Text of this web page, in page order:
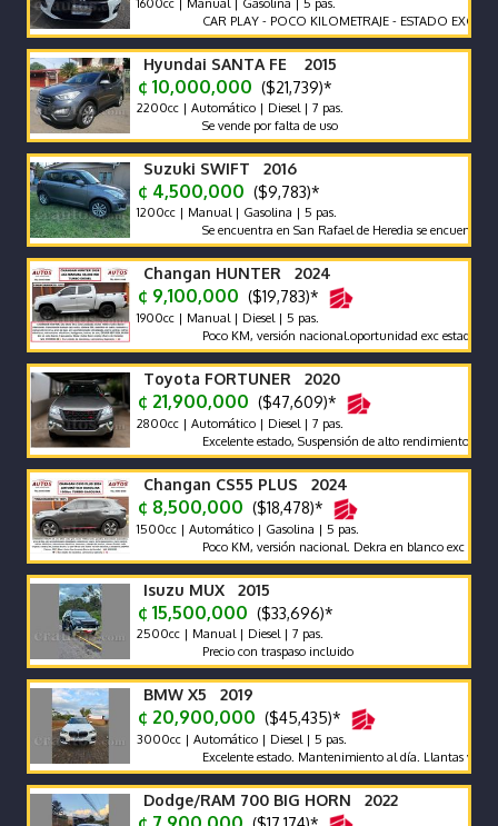
1600cc | Manual | Gasolina | 5 pas.
CAR PLAY - POCO KILOMETRAJE - ESTADO EXCELENTE -
Hyundai SANTA FE 2015
¢ 10,000,000 ($21,739)*
2200cc | Automático | Diesel | 7 pas.
Se vende por falta de uso
Suzuki SWIFT 2016
¢ 4,500,000 ($9,783)*
1200cc | Manual | Gasolina | 5 pas.
Se encuentra en San Rafael de Heredia se encuentra en
Changan HUNTER 2024
¢ 9,100,000 ($19,783)*
1900cc | Manual | Diesel | 5 pas.
Poco KM, versión nacional.oportunidad exc estado
Toyota FORTUNER 2020
¢ 21,900,000 ($47,609)*
2800cc | Automático | Diesel | 7 pas.
Excelente estado, Suspensión de alto rendimiento
Changan CS55 PLUS 2024
¢ 8,500,000 ($18,478)*
1500cc | Automático | Gasolina | 5 pas.
Poco KM, versión nacional. Dekra en blanco exc estado
Isuzu MUX 2015
¢ 15,500,000 ($33,696)*
2500cc | Manual | Diesel | 7 pas.
Precio con traspaso incluido
BMW X5 2019
¢ 20,900,000 ($45,435)*
3000cc | Automático | Diesel | 5 pas.
Excelente estado. Mantenimiento al día. Llantas vientiuno
Dodge/RAM 700 BIG HORN 2022